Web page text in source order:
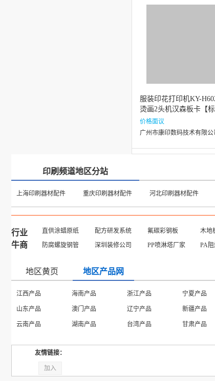
服装印花打印机KY-
烫画2头机汉森板卡【标
价格面议
广州市康印数码技术有限公
印刷频道地区分站
上海印刷器材配件 重庆印刷器材配件 河北印刷器材配件
行业
牛商
直供涂蜡原纸 配方研发系统 氟碳彩钢板 木地
防腐螺旋钢管
深圳装修公司 PP喷淋塔厂家 PA
地区黄页 地区产品网
江西产品 海南产品 浙江产品 宁夏产品
山东产品 澳门产品 辽宁产品 新疆产品
云南产品 湖南产品 台湾产品 甘肃产品
友情链接：
加入